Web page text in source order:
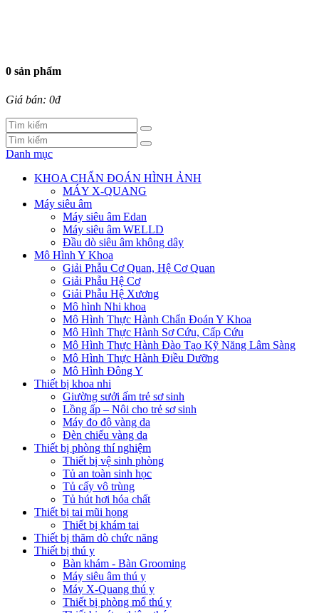
0 sản phẩm
Giá bán: 0đ
Danh mục
KHOA CHẨN ĐOÁN HÌNH ẢNH
MÁY X-QUANG
Máy siêu âm
Máy siêu âm Edan
Máy siêu âm WELLD
Đầu dò siêu âm không dây
Mô Hình Y Khoa
Giải Phẫu Cơ Quan, Hệ Cơ Quan
Giải Phẫu Hệ Cơ
Giải Phẫu Hệ Xương
Mô hình Nhi khoa
Mô Hình Thực Hành Chẩn Đoán Y Khoa
Mô Hình Thực Hành Sơ Cứu, Cấp Cứu
Mô Hình Thực Hành Đào Tạo Kỹ Năng Lâm Sàng
Mô Hình Thực Hành Điều Dưỡng
Mô Hình Đông Y
Thiết bị khoa nhi
Giường sưởi ấm trẻ sơ sinh
Lồng ấp – Nôi cho trẻ sơ sinh
Máy đo độ vàng da
Đèn chiếu vàng da
Thiết bị phòng thí nghiệm
Thiết bị vệ sinh phòng
Tủ an toàn sinh học
Tủ cấy vô trùng
Tủ hút hơi hóa chất
Thiết bị tai mũi họng
Thiết bị khám tai
Thiết bị thăm dò chức năng
Thiết bị thú y
Bàn khám - Bàn Grooming
Máy siêu âm thú y
Máy X-Quang thú y
Thiết bị phòng mổ thú y